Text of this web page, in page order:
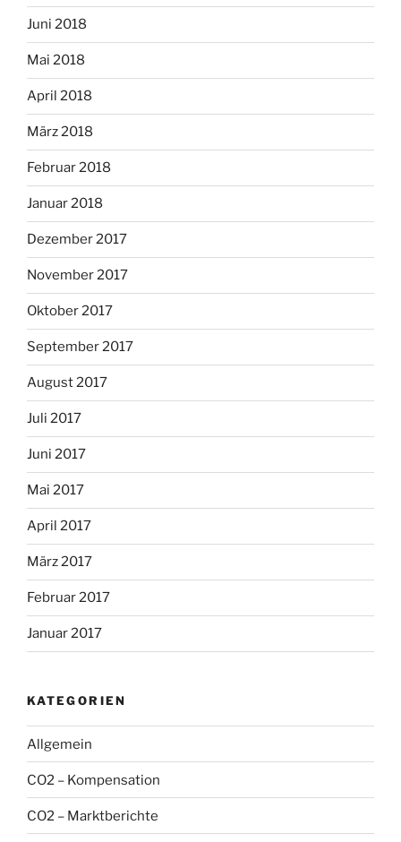
Juni 2018
Mai 2018
April 2018
März 2018
Februar 2018
Januar 2018
Dezember 2017
November 2017
Oktober 2017
September 2017
August 2017
Juli 2017
Juni 2017
Mai 2017
April 2017
März 2017
Februar 2017
Januar 2017
KATEGORIEN
Allgemein
CO2 – Kompensation
CO2 – Marktberichte